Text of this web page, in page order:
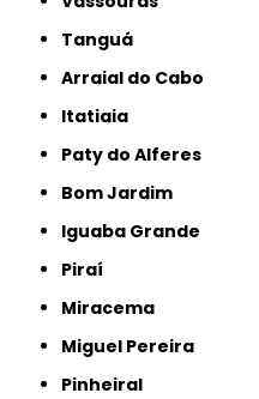
Tanguá
Arraial do Cabo
Itatiaia
Paty do Alferes
Bom Jardim
Iguaba Grande
Piraí
Miracema
Miguel Pereira
Pinheiral